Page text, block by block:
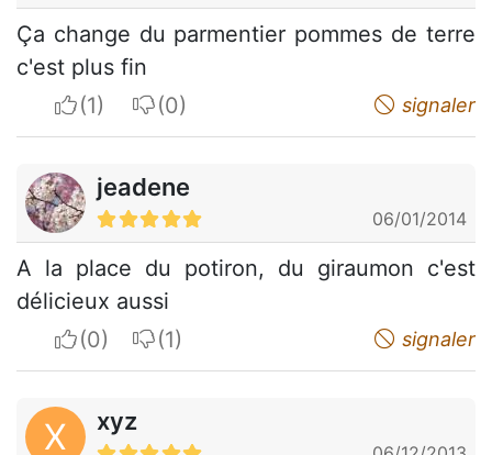
Ça change du parmentier pommes de terre
c'est plus fin
I apreciateI do not appreciate signaler
jeadene
06/01/2014
A la place du potiron, du giraumon c'est
délicieux aussi
I apreciateI do not appreciate signaler
X xyz